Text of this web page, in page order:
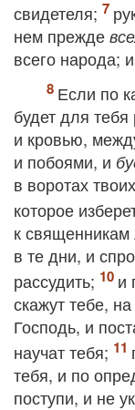
свидетеля;
нем прежде
всего народа; и
Если по
будет для
и кровью,
и побоями, и
в воротах
которое
к священникам
в те дни, и
рассудить;
и
скажут тебе,
Господь, и
научат тебя;
тебя, и по
поступи, и не